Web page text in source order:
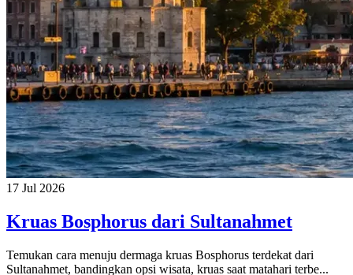
17 Jul 2026
Kruas Bosphorus dari Sultanahmet
Temukan cara menuju dermaga kruas Bosphorus terdekat dari
Sultanahmet, bandingkan opsi wisata, kruas saat matahari terbe...